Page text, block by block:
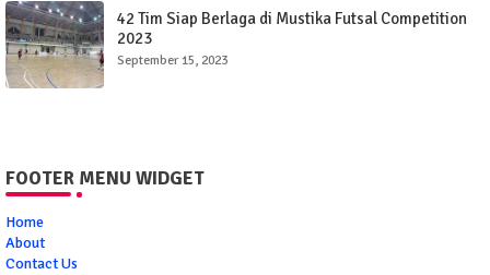
42 Tim Siap Berlaga di Mustika Futsal Competition
2023
September 15, 2023
FOOTER MENU WIDGET
Home
About
Contact Us